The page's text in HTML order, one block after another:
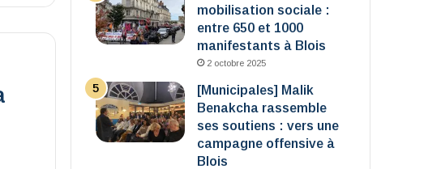
mobilisation sociale :
entre 650 et 1000
manifestants à Blois
2 octobre 2025
[Municipales] Malik
Benakcha rassemble
ses soutiens : vers une
campagne offensive à
Blois